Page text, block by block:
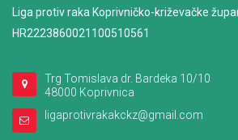
Liga protiv raka Koprivničko-križevačke
HR2223860021100510561
Trg Tomislava dr. Bardeka 10/10
48000 Koprivnica
ligaprotivrakakckz@gmail.com